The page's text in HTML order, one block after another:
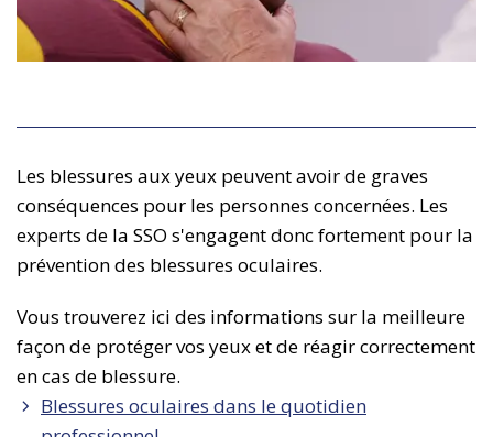
Les blessures aux yeux peuvent avoir de graves
conséquences pour les personnes concernées. Les
experts de la SSO s'engagent donc fortement pour la
prévention des blessures oculaires.
Vous trouverez ici des informations sur la meilleure
façon de protéger vos yeux et de réagir correctement
en cas de blessure.
Blessures oculaires dans le quotidien